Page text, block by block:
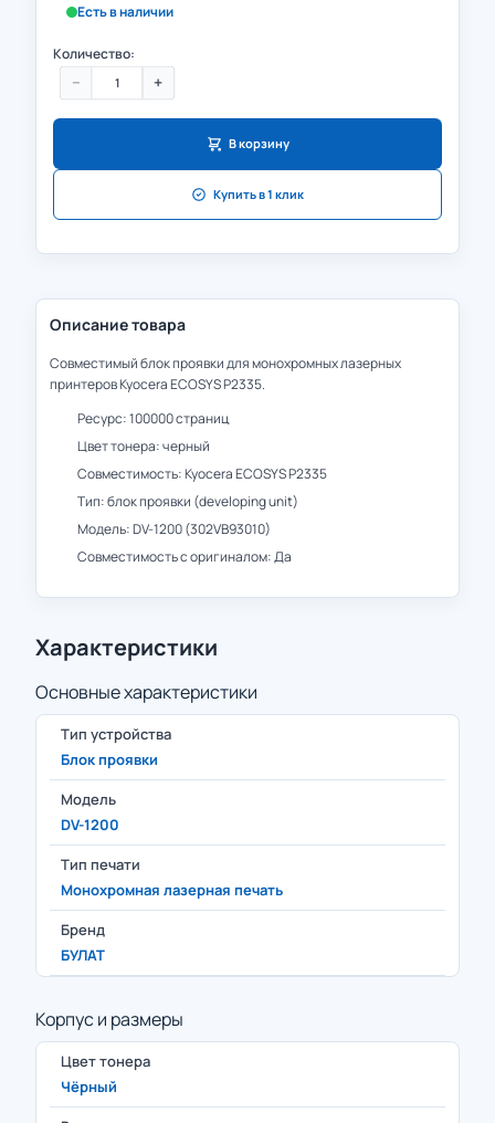
Есть в наличии
Количество:
− +
В корзину
Купить в 1 клик
Описание товара
Совместимый блок проявки для монохромных лазерных
принтеров Kyocera ECOSYS P2335.
Ресурс: 100000 страниц
Цвет тонера: черный
Совместимость: Kyocera ECOSYS P2335
Тип: блок проявки (developing unit)
Модель: DV-1200 (302VB93010)
Совместимость с оригиналом: Да
Характеристики
Основные характеристики
Тип устройства
Блок проявки
Модель
DV-1200
Тип печати
Монохромная лазерная печать
Бренд
БУЛАТ
Корпус и размеры
Цвет тонера
Чёрный